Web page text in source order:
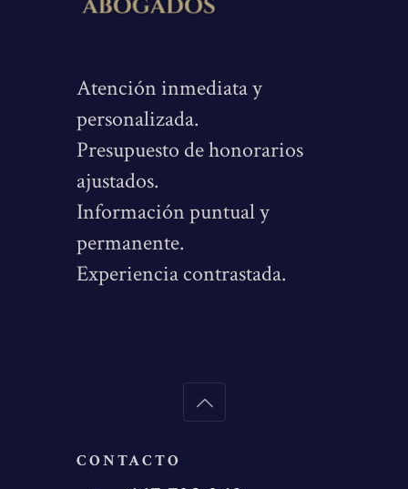
Atención inmediata y
personalizada.
Presupuesto de honorarios
ajustados.
Información puntual y
permanente.
Experiencia contrastada.
CONTACTO